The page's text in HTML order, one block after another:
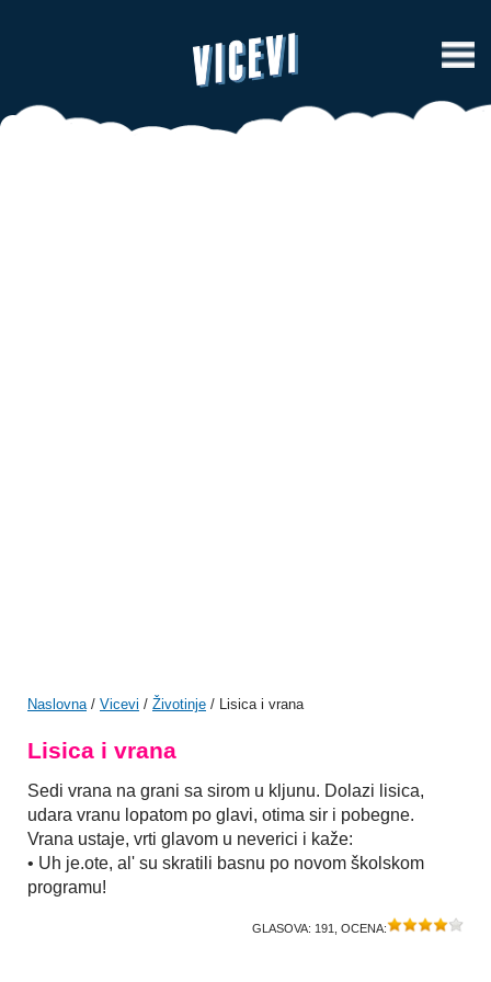
Naslovna/ Vicevi / Životinje / Lisica i vrana
Lisica i vrana
Sedi vrana na grani sa sirom u kljunu. Dolazi lisica,
udara vranu lopatom po glavi, otima sir i pobegne.
Vrana ustaje, vrti glavom u neverici i kaže:
• Uh je.ote, al' su skratili basnu po novom školskom
programu!
GLASOVA: 191 , OCENA: